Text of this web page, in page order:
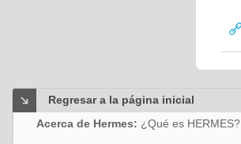
Regresar a la página inicial
Acerca de Hermes: ¿Qué es HERMES?